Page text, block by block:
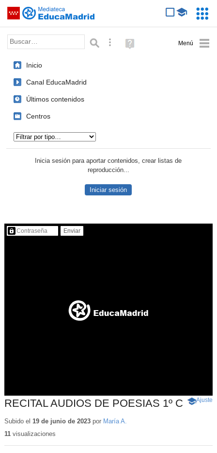
Saltar navegación
Palabra o frase: Búsqueda avanzada
Ayuda
(en
Inicio
Canal EducaMadrid
Últimos contenidos
Centros
Inicia sesión para aportar contenidos, crear listas de
reproducción...
Iniciar sesión
Contenido protegido…
RECITAL AUDIOS DE POESIAS 1º C
-
Ajuste
Subido el 19 de junio de 2023por María A.
11visualizaciones